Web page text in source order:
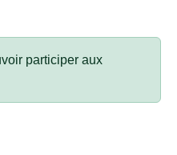
participer aux